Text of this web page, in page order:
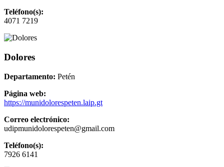
Teléfono(s):
4071 7219
Dolores
Departamento: Petén
Página web:
https://munidolorespeten.laip.gt
Correo electrónico:
udipmunidolorespeten@gmail.com
Teléfono(s):
7926 6141